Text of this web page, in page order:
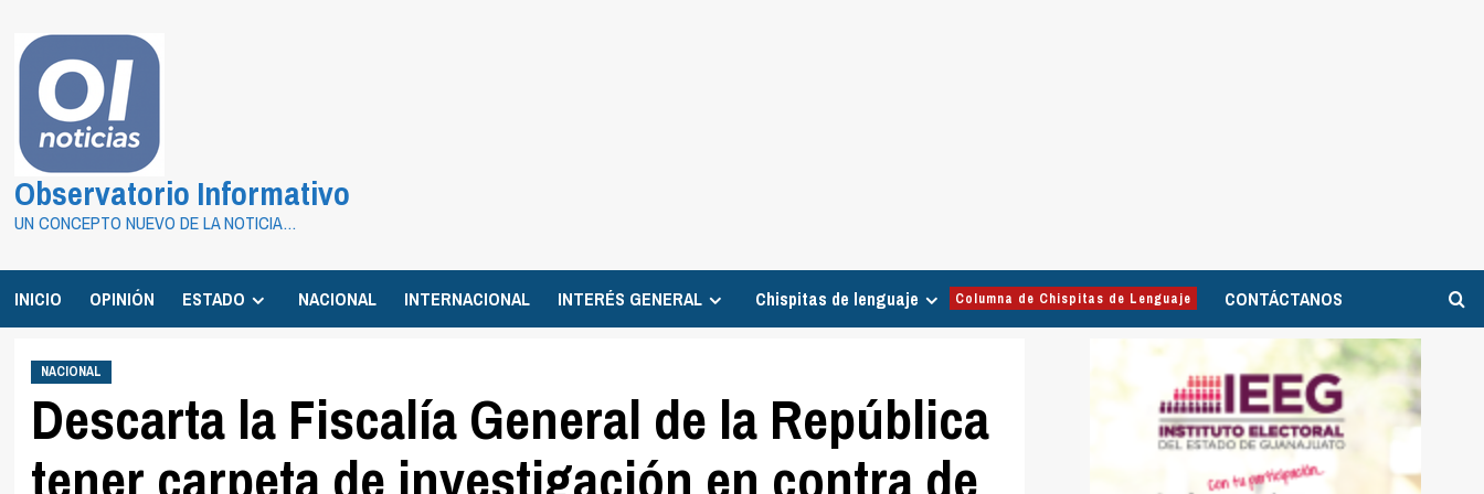
contenido
Observatorio Informativo
UN CONCEPTO NUEVO DE LA NOTICIA…
INICIO OPINIÓN ESTADO NACIONAL INTERNACIONAL INTERÉS GENERAL Chispitas de lenguaje Columna de Chispitas de Lenguaje CONTÁCTANOS
NACIONAL
Descarta la Fiscalía General de la República